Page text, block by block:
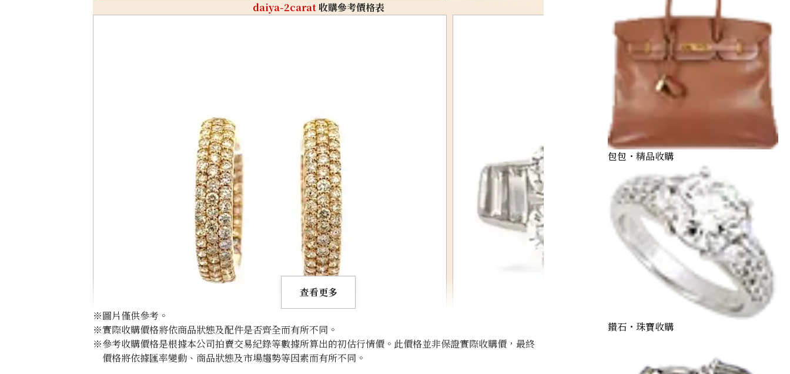
daiya-2carat收購參考價格表
查看更多
※圖片僅供參考。
※實際收購價格將依商品狀態及配件是否齊全而有所不同。
※參考收購價格是根據本公司拍賣交易紀錄等數據所算出的初估行情價。此價格並非保證實際收購價，最終
價格將依據匯率變動、商品狀態及市場趨勢等因素而有所不同。
包包・精品收購
鑽石・珠寶收購